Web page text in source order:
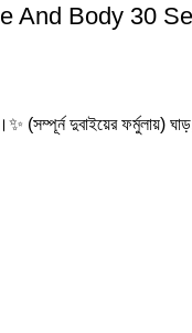
And Body 30
দুবাইয়ের ফর্মুলায়)